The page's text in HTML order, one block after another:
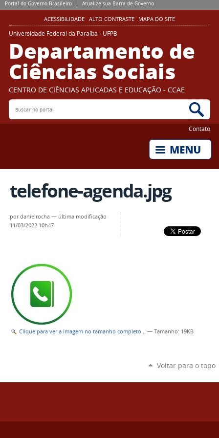
Portal do Governo Brasileiro Atualize sua Barra de Governo
ACESSIBILIDADE ALTO CONTRASTE MAPA DO SITE
Universidade Federal da Paraíba - UFPB
Departamento de
Ciências Sociais
CENTRO DE CIÊNCIAS APLICADAS E EDUCAÇÃO - CCAE
Buscar no portal
Contato
telefone-agenda.jpg
pordanielrocha — última modificação
11/03/2022 10h47
Clique para ver a imagem no tamanho completo… — Tamanho: 19KB
Voltar para o topo